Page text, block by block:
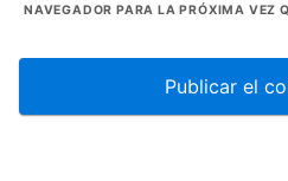
NAVEGADOR PARA LA PRÓXIMA VEZ